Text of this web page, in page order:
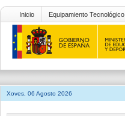
Inicio Equipamiento Tecnológico
Xoves, 06 Agosto 2026